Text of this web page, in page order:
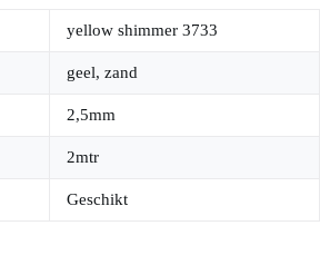
yellow shimmer 3733
geel, zand
2,5mm
2mtr
Geschikt